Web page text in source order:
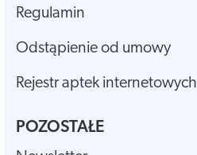
Regulamin
Odstąpienie od umowy
Rejestr aptek internetowych
POZOSTAŁE